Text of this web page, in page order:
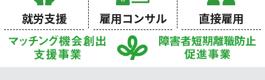
就労支援 雇用コンサル 直接雇用